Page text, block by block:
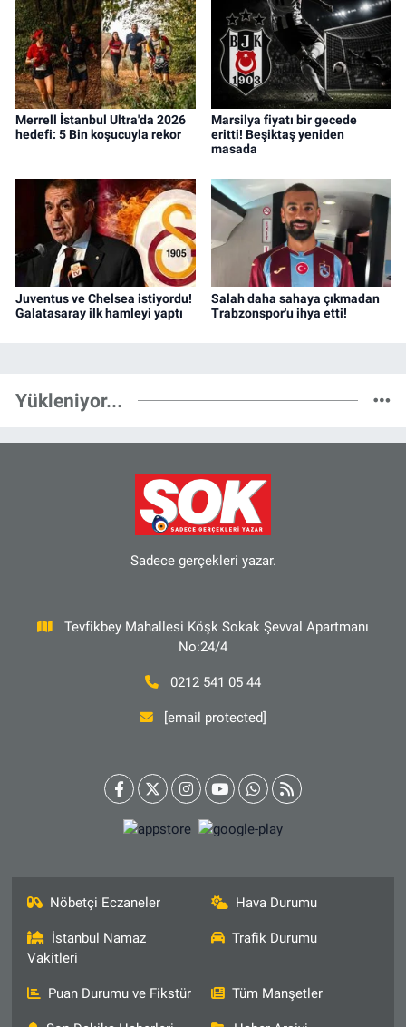
Merrell İstanbul Ultra'da 2026
hedefi: 5 Bin koşucuyla rekor
Marsilya fiyatı bir gecede
eritti! Beşiktaş yeniden
masada
Juventus ve Chelsea istiyordu!
Galatasaray ilk hamleyi yaptı
Salah daha sahaya çıkmadan
Trabzonspor'u ihya etti!
Yükleniyor...
Sadece gerçekleri yazar.
Tevfikbey Mahallesi Köşk Sokak Şevval Apartmanı
No:24/4
0212 541 05 44
[email protected]
Nöbetçi Eczaneler Hava Durumu
İstanbul Namaz
Vakitleri
Trafik Durumu
Puan Durumu ve Fikstür Tüm Manşetler